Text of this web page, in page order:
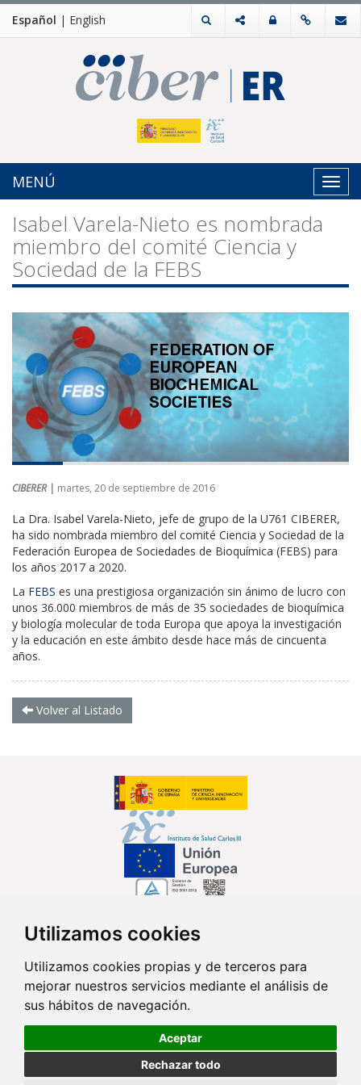
Utilizamos cookies
Utilizamos cookies propias y de terceros para
mejorar nuestros servicios mediante el análisis de
sus hábitos de navegación.
Aceptar
Rechazar todo
Español | English
MENÚ
Isabel Varela-Nieto es nombrada
miembro del comité Ciencia y
Sociedad de la FEBS
CIBERER | martes, 20 de septiembre de 2016
La Dra. Isabel Varela-Nieto, jefe de grupo de la U761 CIBERER,
ha sido nombrada miembro del comité Ciencia y Sociedad de la
Federación Europea de Sociedades de Bioquímica (FEBS) para
los años 2017 a 2020.
La FEBS es una prestigiosa organización sin ánimo de lucro con
unos 36.000 miembros de más de 35 sociedades de bioquímica
y biología molecular de toda Europa que apoya la investigación
y la educación en este ámbito desde hace más de cincuenta
años.
Volver al Listado
Síguenos en...
Contacto
Av. Monforte de Lemos, 3-5. Pabellón 11. Planta 0 28029 Madrid
info@ciberisciii.es